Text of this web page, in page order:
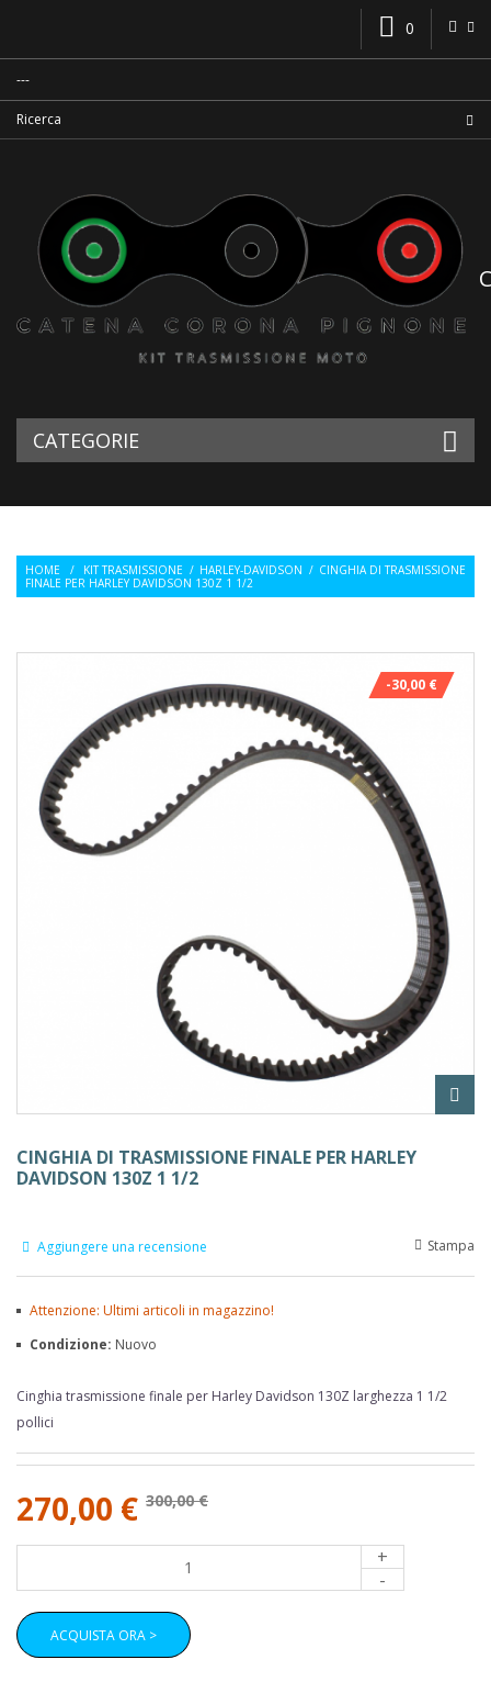
0
CATEGORIE
HOME / KIT TRASMISSIONE / HARLEY-DAVIDSON / CINGHIA DI TRASMISSIONE
FINALE PER HARLEY DAVIDSON 130Z 1 1/2
-30,00 €
CINGHIA DI TRASMISSIONE FINALE PER HARLEY
DAVIDSON 130Z 1 1/2
Aggiungere una recensione Stampa
Attenzione: Ultimi articoli in magazzino!
Condizione: Nuovo
Cinghia trasmissione finale per Harley Davidson 130Z larghezza 1 1/2
pollici
270,00 € 300,00 €
+
-
ACQUISTA ORA >